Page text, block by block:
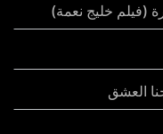
(فيلم خليج نعمة)
العشق